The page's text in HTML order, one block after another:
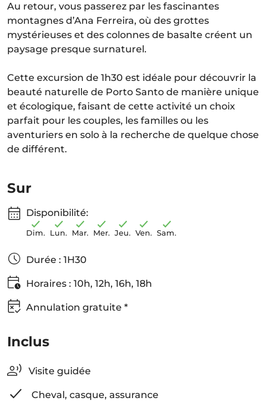
Au retour, vous passerez par les fascinantes
montagnes d’Ana Ferreira, où des grottes
mystérieuses et des colonnes de basalte créent un
paysage presque surnaturel.
Cette excursion de 1h30 est idéale pour découvrir la
beauté naturelle de Porto Santo de manière unique
et écologique, faisant de cette activité un choix
parfait pour les couples, les familles ou les
aventuriers en solo à la recherche de quelque chose
de différent.
Sur
Disponibilité:
Dim. Lun. Mar. Mer. Jeu. Ven. Sam.
Durée : 1H30
Horaires : 10h, 12h, 16h, 18h
Annulation gratuite *
Inclus
Visite guidée
Cheval, casque, assurance